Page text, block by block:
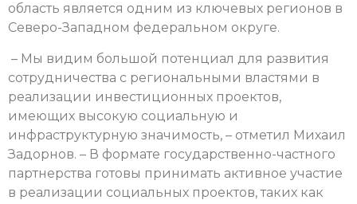
область является одним из ключевых регионов в
Северо-Западном федеральном округе.
– Мы видим большой потенциал для развития
сотрудничества с региональными властями в
реализации инвестиционных проектов,
имеющих высокую социальную и
инфраструктурную значимость, – отметил Михаил
Задорнов. – В формате государственно-частного
партнерства готовы принимать активное участие
в реализации социальных проектов, таких как